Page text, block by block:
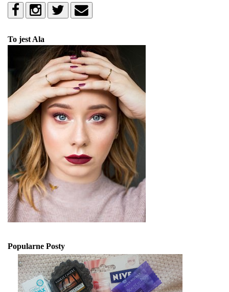
To jest Ala
Popularne Posty